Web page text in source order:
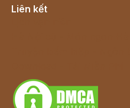
Liên kết